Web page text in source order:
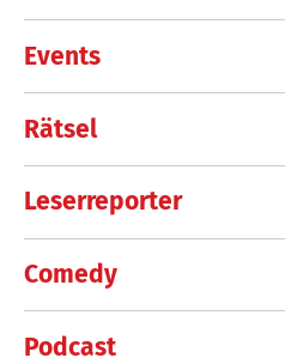
Events
Rätsel
Leserreporter
Comedy
Podcast